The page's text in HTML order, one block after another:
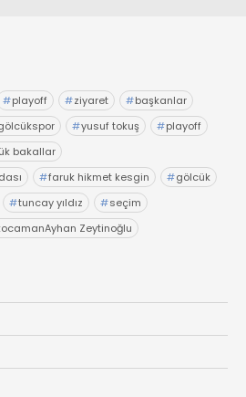
#playoff #ziyaret #başkanlar
#yusuf tokuş #playoff
bakallar
#faruk hikmet kesgin #gölcük
#tuncay yıldız #seçim
Zeytinoğlu